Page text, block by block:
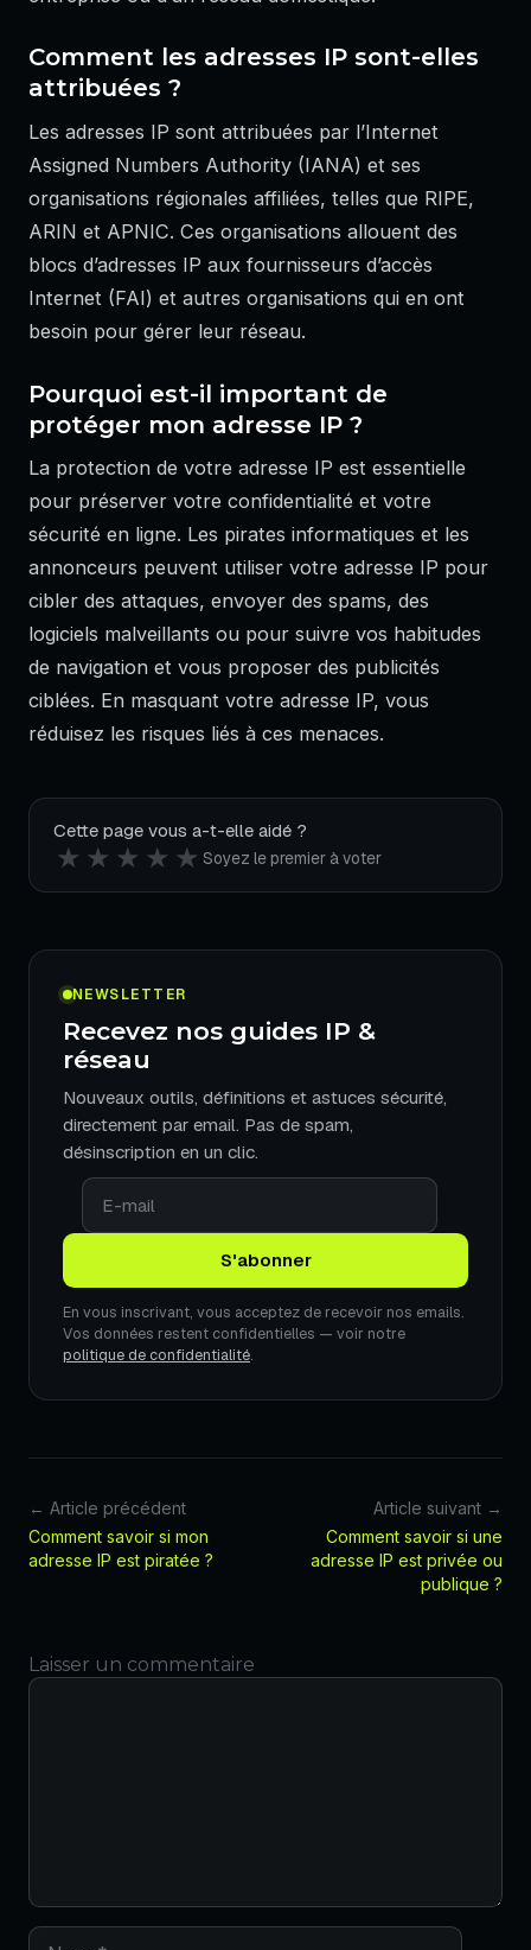
Comment les adresses IP sont-elles
attribuées ?
Les adresses IP sont attribuées par l’Internet
Assigned Numbers Authority (IANA) et ses
organisations régionales affiliées, telles que RIPE,
ARIN et APNIC. Ces organisations allouent des
blocs d’adresses IP aux fournisseurs d’accès
Internet (FAI) et autres organisations qui en ont
besoin pour gérer leur réseau.
Pourquoi est-il important de
protéger mon adresse IP ?
La protection de votre adresse IP est essentielle
pour préserver votre confidentialité et votre
sécurité en ligne. Les pirates informatiques et les
annonceurs peuvent utiliser votre adresse IP pour
cibler des attaques, envoyer des spams, des
logiciels malveillants ou pour suivre vos habitudes
de navigation et vous proposer des publicités
ciblées. En masquant votre adresse IP, vous
réduisez les risques liés à ces menaces.
Cette page vous a-t-elle aidé ?
★ ★ ★ ★ ★ Soyez le premier à voter
NEWSLETTER
Recevez nos guides IP &
réseau
Nouveaux outils, définitions et astuces sécurité,
directement par email. Pas de spam,
désinscription en un clic.
En vous inscrivant, vous acceptez de recevoir nos emails.
Vos données restent confidentielles — voir notre
politique de confidentialité.
← Article précédent
Comment savoir si mon
adresse IP est piratée ?
Article suivant →
Comment savoir si une
adresse IP est privée ou
publique ?
Laisser un commentaire
Commentaire
Nom